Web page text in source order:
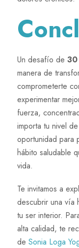
Un desafío de 30
manera de
comprometerte
experimentar
fuerza,
importa tu nivel
oportunidad para
hábito saludable
vida.
Te invitamos a
descubrir una vía
tu ser interior.
alta calidad, te
de Sonia Loga